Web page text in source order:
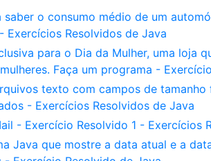
saber o consumo médio de um
Exercícios Resolvidos de Java
para o Dia da Mulher, uma loja
Faça um programa -
texto com campos de
- Exercícios Resolvidos de Java
- Exercício Resolvido 1 - Exercícios
Java que mostre a data atual e a